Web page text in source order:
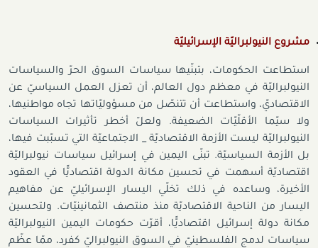
مشروع النيولبراليّة الإسرائيليّة
استطاعت الحكومات، بتبنّيها سياسات السوق الحرّ والسياسات
النيولبراليّة في معظم دول العالم، أن تعزل العمل السياسيّ عن
الاقتصاديّ، واستطاعت أن تتنصّل من مسؤوليّاتها تجاه مواطنيها،
ولا سيّما الأقلّيّات الضعيفة. ولعلّ أخطر تأثيرات السياسات
النيولبراليّة ليست الأزمة الاقتصاديّة _ الاجتماعيّة التي تسبّبت فيها،
بل الأزمة السياسيّة. تبنّى اليمين في إسرائيل سياسات نيولبراليّة
اقتصاديّة أسهمت في تحسين مكانة الدولة اقتصاديًّا في العقود
الأخيرة، وساعده في ذلك تخلّي اليسار الإسرائيليّ عن مفاهيم
اليسار من الناحية الاقتصاديّة منذ منتصف الثمانينيّات. ولتحسين
مكانة دولة إسرائيل اقتصاديًّا، أقرّت حكومات اليمين النيولبراليّة
سياسات لدمج الفلسطينيّ في السوق النيولبراليّ كفرد، ممّا عظّم